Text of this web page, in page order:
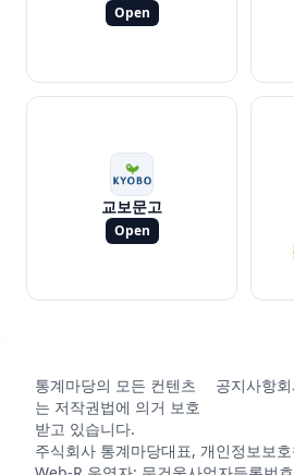
Open
교보문고
Open
통계마당의 모든 컨텐츠
는 저작권법에 의거 보호
받고 있습니다.
공지사항
주식회사 통계마당대표, 개인정보보